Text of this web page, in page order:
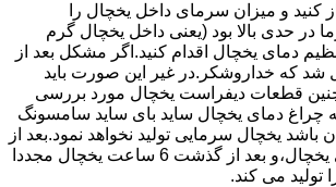
کنید و میزان سرمای داخل یخچال را
در حدی بالا بود (یعنی داخل یخچال گرم
دمای یخچال اقدام کنید.اگر مشکل بعد از
شد که خداروشکر.در غیر این صورت باید
قطعات دیفراست یخچال مورد بررسی
چراغ دمای یخچال ساید بای ساید سامسونگ
یخچال سرمایی تولید نخواهد نمود.بعد از
تعویض سنسور دمای یخچال،و بعد از گذشت 6 ساعت یخچال مجددا
تولید می کند.